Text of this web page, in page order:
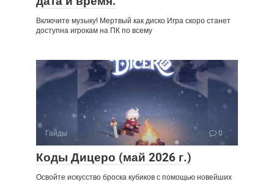
Включите музыку! Мертвый как диско Игра скоро станет
доступна игрокам на ПК по всему
Гайды 0
Коды Дицеро (май 2026 г.)
Освойте искусство броска кубиков с помощью новейших